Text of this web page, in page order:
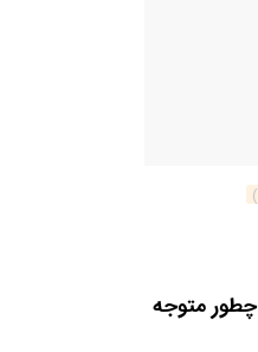
چطور متوجه